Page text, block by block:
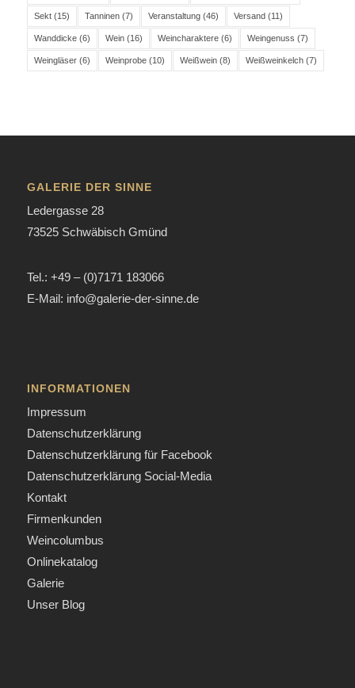
Sekt(15) Tanninen(7) Veranstaltung(46) Versand (11)
Wanddicke(6) Wein(16) Weincharaktere(6) Weingenuss (7)
Weingläser(6) Weinprobe(10) Weißwein(8) Weißweinkelch(7)
GALERIE DER SINNE
Ledergasse 28
73525 Schwäbisch Gmünd
Tel.: +49 – (0)7171 183066
E-Mail: info@galerie-der-sinne.de
INFORMATIONEN
Impressum
Datenschutzerklärung
Datenschutzerklärung für Facebook
Datenschutzerklärung Social-Media
Kontakt
Firmenkunden
Weincolumbus
Onlinekatalog
Galerie
Unser Blog